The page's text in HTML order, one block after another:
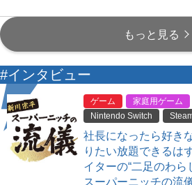
もっと見る
#インタビュー
ゲーム 家庭用ゲーム
Nintendo Switch
社長になったら好き
りたい放題できるは
イターの“二足のわら
スーパーニッチの流